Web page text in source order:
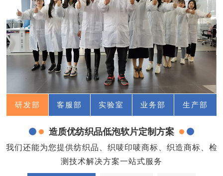
研发部 客服部 实验室 业务部 生产部
造质优纺织品低泡软片定制方案
我们还能为您提供纺织品、织唛印唛商标、织造商标、检
测技术解决方案一站式服务